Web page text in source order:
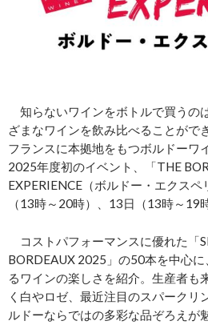
知らないワインをボトルで買うの
ざまなワインを飲み比べることがで
フランスに本拠地をもつボルドーワ
2025年度初のイベント、「THE
EXPERIENCE（ボルドー・エクス
（13時～20時）、13日（13時～19
コストパフォーマンスに優れた「
BORDEAUX 2025」の50本を中心
るワインの楽しさを紹介。生産者も
く白やロゼ、最近注目のスパークリ
ルドーならではの多彩な品ぞろえが